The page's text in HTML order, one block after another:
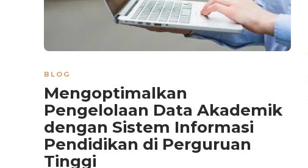
BLOG
Mengoptimalkan
Pengelolaan Data Akademik
dengan Sistem Informasi
Pendidikan di Perguruan
Tinggi